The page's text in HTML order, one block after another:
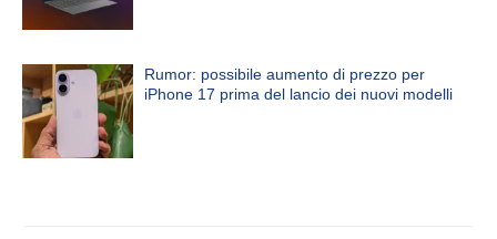
Rumor: possibile aumento di prezzo per
iPhone 17 prima del lancio dei nuovi modelli